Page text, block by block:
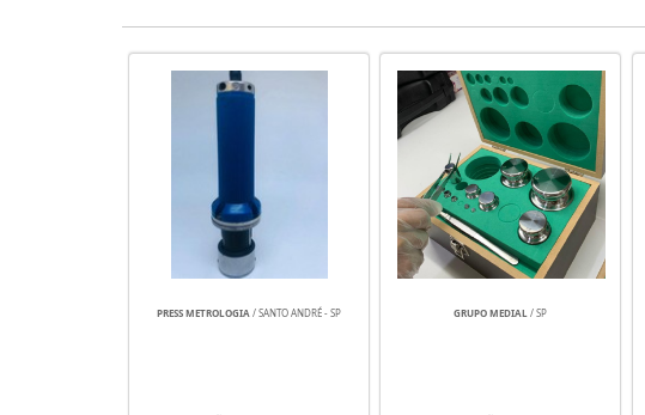
PRESS METROLOGIA/ SANTO ANDRÉ - SP GRUPO MEDIAL/ SP